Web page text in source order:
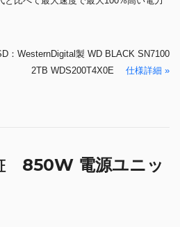
：WesternDigital製 WD BLACK SN7100
2TB WDS200T4X0E 仕様詳細 »
850W 電源ユニッ